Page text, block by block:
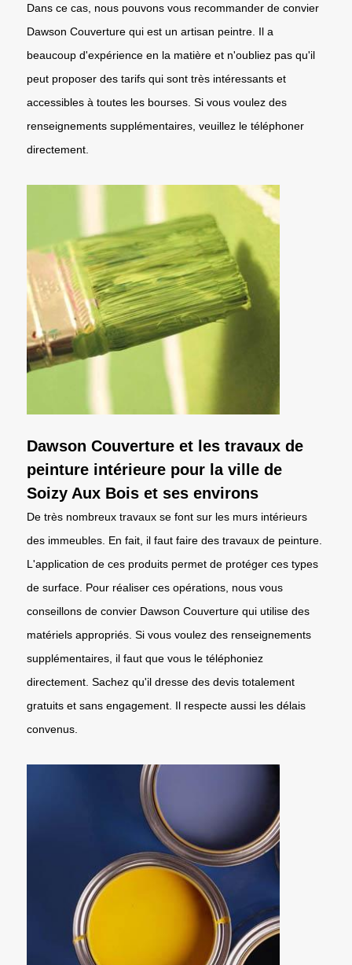
Dans ce cas, nous pouvons vous recommander de convier
Dawson Couverture qui est un artisan peintre. Il a
beaucoup d'expérience en la matière et n'oubliez pas qu'il
peut proposer des tarifs qui sont très intéressants et
accessibles à toutes les bourses. Si vous voulez des
renseignements supplémentaires, veuillez le téléphoner
directement.
Dawson Couverture et les travaux de
peinture intérieure pour la ville de
Soizy Aux Bois et ses environs
De très nombreux travaux se font sur les murs intérieurs
des immeubles. En fait, il faut faire des travaux de peinture.
L'application de ces produits permet de protéger ces types
de surface. Pour réaliser ces opérations, nous vous
conseillons de convier Dawson Couverture qui utilise des
matériels appropriés. Si vous voulez des renseignements
supplémentaires, il faut que vous le téléphoniez
directement. Sachez qu'il dresse des devis totalement
gratuits et sans engagement. Il respecte aussi les délais
convenus.